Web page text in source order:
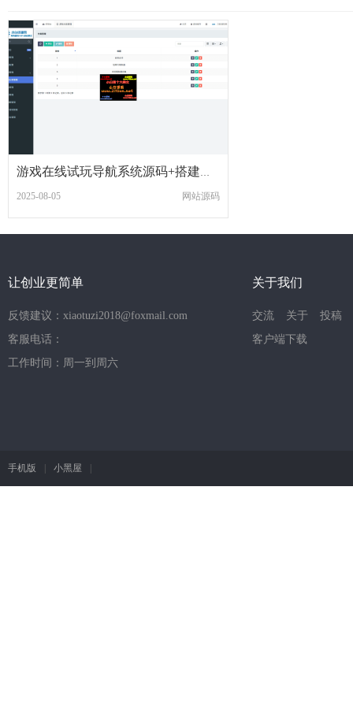
2025-08-05 网站源码
让创业更简单
反馈建议：xiaotuzi2018@foxmail.com
客服电话：
工作时间：周一到周六
关于我们
交流 关于
投稿
客户端下载
手机版 | 小黑屋 |